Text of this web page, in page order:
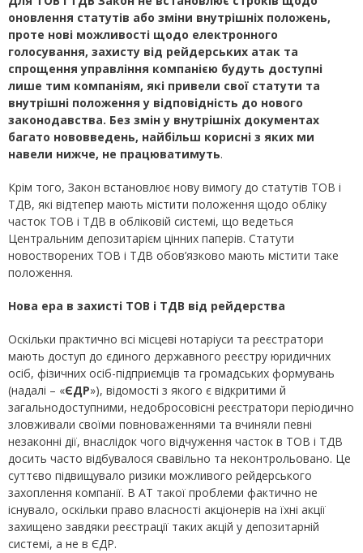
оновлення статутів або зміни внутрішніх положень,
проте нові можливості щодо електронного
голосування, захисту від рейдерських атак та
спрощення управління компанією будуть доступні
лише тим компаніям, які привели свої статути та
внутрішні положення у відповідність до нового
законодавства. Без змін у внутрішніх документах
багато нововведень, найбільш корисні з яких ми
навели нижче, не працюватимуть.
Крім того, Закон встановлює нову вимогу до статутів ТОВ і
ТДВ, які відтепер мають містити положення щодо обліку
часток ТОВ і ТДВ в обліковій системі, що ведеться
Центральним депозитарієм цінних паперів. Статути
новостворених ТОВ і ТДВ обов’язково мають містити таке
положення.
Нова ера в захисті ТОВ і ТДВ від рейдерства
Оскільки практично всі місцеві нотаріуси та реєстратори
мають доступ до єдиного державного реєстру юридичних
осіб, фізичних осіб-підприємців та громадських формувань
(надалі – «ЄДР»), відомості з якого є відкритими й
загальнодоступними, недобросовісні реєстратори періодично
зловживали своїми повноваженнями та вчиняли певні
незаконні дії, внаслідок чого відчуження часток в ТОВ і ТДВ
досить часто відбувалося свавільно та неконтрольовано. Це
суттєво підвищувало ризики можливого рейдерського
захоплення компанії. В АТ такої проблеми фактично не
існувало, оскільки право власності акціонерів на їхні акції
захищено завдяки реєстрації таких акцій у депозитарній
системі, а не в ЄДР.